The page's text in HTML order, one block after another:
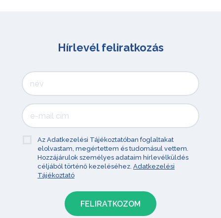
Hírlevél feliratkozás
Az Adatkezelési Tájékoztatóban foglaltakat
elolvastam, megértettem és tudomásul vettem.
Hozzájárulok személyes adataim hírlevélküldés
céljából történő kezeléséhez. Adatkezelési
Tájékoztató